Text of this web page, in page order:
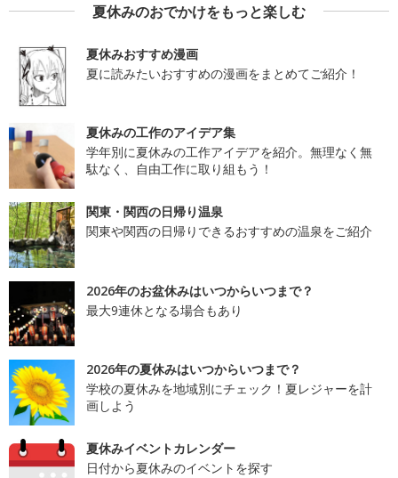
夏休みのおでかけをもっと楽しむ
夏休みおすすめ漫画
夏に読みたいおすすめの漫画をまとめてご紹介！
夏休みの工作のアイデア集
学年別に夏休みの工作アイデアを紹介。無理なく無
駄なく、自由工作に取り組もう！
関東・関西の日帰り温泉
関東や関西の日帰りできるおすすめの温泉をご紹介
2026年のお盆休みはいつからいつまで？
最大9連休となる場合もあり
2026年の夏休みはいつからいつまで？
学校の夏休みを地域別にチェック！夏レジャーを計
画しよう
夏休みイベントカレンダー
日付から夏休みのイベントを探す